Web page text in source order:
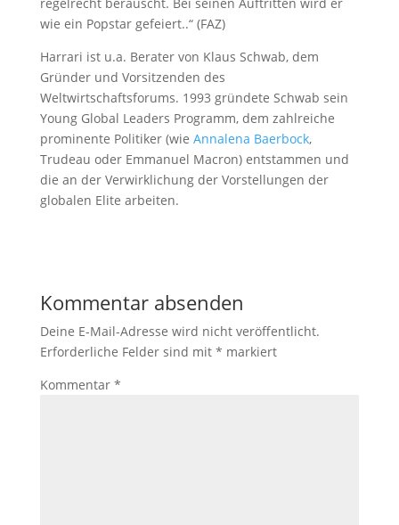
wie ein Popstar gefeiert..“ (FAZ)
Harrari ist u.a. Berater von Klaus Schwab, dem
Gründer und Vorsitzenden des
Weltwirtschaftsforums. 1993 gründete Schwab sein
Young Global Leaders Programm, dem zahlreiche
prominente Politiker (wie Annalena Baerbock,
Trudeau oder Emmanuel Macron) entstammen und
die an der Verwirklichung der Vorstellungen der
globalen Elite arbeiten.
Kommentar absenden
Deine E-Mail-Adresse wird nicht veröffentlicht.
Erforderliche Felder sind mit * markiert
Kommentar *